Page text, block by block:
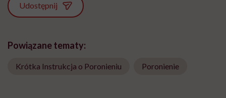
Udostępnij
Powiązane tematy:
Krótka Instrukcja o Poronieniu Poronienie